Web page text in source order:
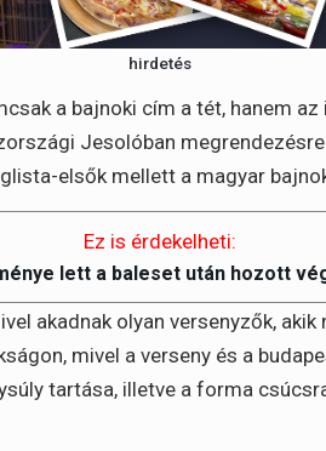
hirdetés
a bajnoki cím a tét, hanem
Jesolóban
elsők mellett a magyar
Ez is érdekelheti:
lett a baleset után hozott
akadnak olyan versenyzők,
mivel a verseny és a
tartása, illetve a forma